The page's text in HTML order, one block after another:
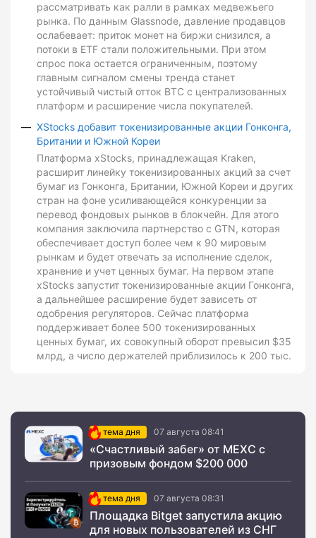
рассматривать как ралли в рамках медвежьего
рынка. По данным Glassnode, давление продавцов
ослабевает: приток монет на биржи снизился, а
потоки в ETF стали положительными. При этом
спрос пока остается ограниченным, поэтому
главным сигналом смены тренда станет
устойчивый чистый отток BTC с централизованных
платформ и расширение числа покупателей.
XStocks добавит токенизированные акции Гонконга,
Британии и Южной Кореи
Платформа xStocks, принадлежащая Kraken,
расширит линейку токенизированных акций за счет
бумаг из Гонконга, Британии, Южной Кореи и других
стран на фоне усиливающейся конкуренции за
перевод фондовых рынков в блокчейн. Для этого
компания заключила партнерство с GTN, которая
обеспечивает доступ более чем к 90 мировым
рынкам и будет отвечать за исполнение сделок,
хранение и учет ценных бумаг. На первом этапе
xStocks запустит токенизированные акции Гонконга,
а дальнейшее расширение будет зависеть от
одобрения регуляторов. Сейчас платформа
поддерживает более 500 токенизированных
ценных бумаг, их совокупный оборот превысил $35
млрд, а число держателей приблизилось к 200 тыс.
тема дня 07 августа 08:41
«Счастливый забег» от MEXC с
призовым фондом $200 000
тема дня 07 августа 08:31
Площадка Bitget запустила акцию
для новых пользователей из СНГ